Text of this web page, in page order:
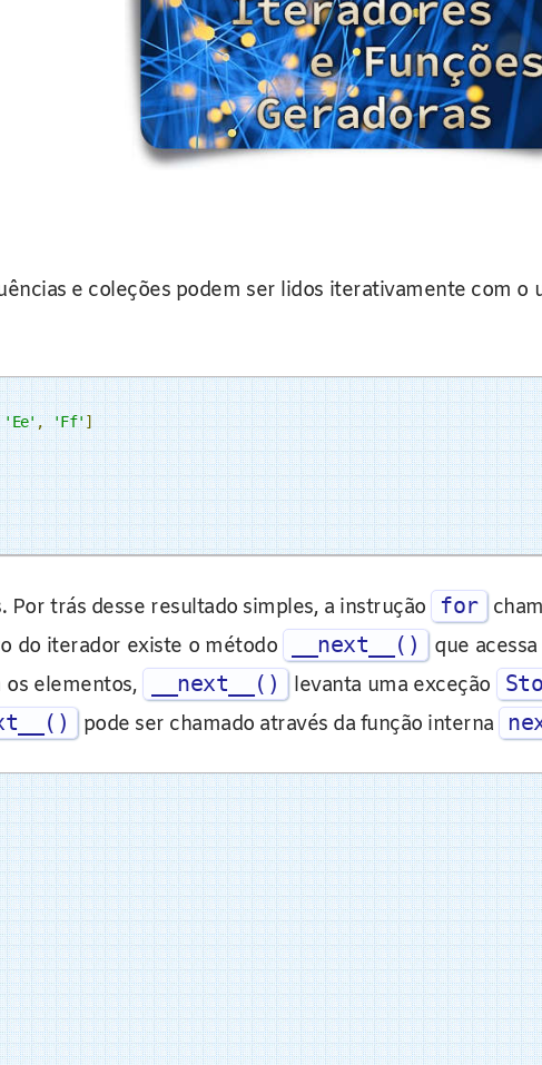
e coleções podem ser lidos iterativamente com o
'Ee', 'Ff']
Por trás desse resultado simples, a instrução for
do iterador existe o método
__next__()
que
elementos,
__next__() levanta uma exceção
pode ser chamado através da função interna